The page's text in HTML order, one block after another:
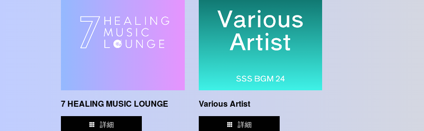
7 HEALING MUSIC LOUNGE
詳細
Various Artist
詳細